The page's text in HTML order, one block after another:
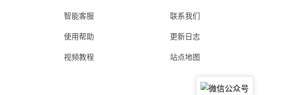
智能客服
使用帮助
视频教程
联系我们
更新日志
站点地图